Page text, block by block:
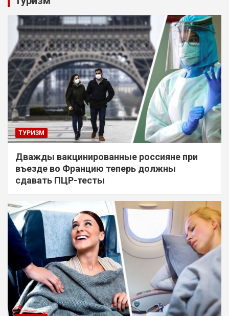
ТУРИЗМ
Дважды вакцинированные россияне при
въезде во Францию теперь должны
сдавать ПЦР-тесты